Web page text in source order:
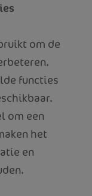
om de
functies
om een
het
en